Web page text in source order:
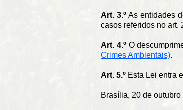
Art. 3.º As entidades
casos referidos no art.
Art. 4.º O
Crimes Ambientais).
Art. 5.º Esta Lei entra
Brasília, 20 de